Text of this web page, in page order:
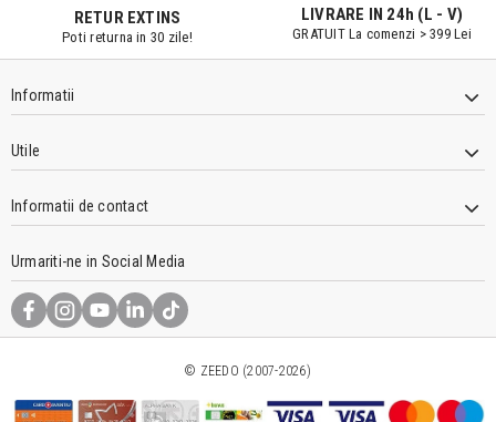
RETUR EXTINS
Poti returna in 30 zile!
LIVRARE IN 24h (L - V)
GRATUIT La comenzi > 399 Lei
Informatii
Utile
Informatii de contact
Urmariti-ne in Social Media
© ZEEDO (2007-2026)